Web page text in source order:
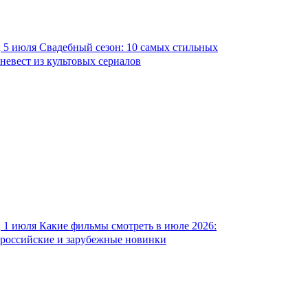
5 июля Свадебный сезон: 10 самых стильных
невест из культовых сериалов
1 июля Какие фильмы смотреть в июле 2026:
российские и зарубежные новинки